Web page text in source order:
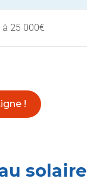
à 25 000€
!
solaire